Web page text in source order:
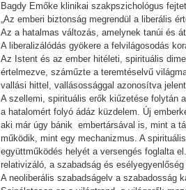
Bagdy Emőke klinikai szakpszichológus
„Az emberi biztonság megrendül a liberális
Az a hatalmas változás, amelynek tanúi és
A liberalizálódás gyökere a felvilágosodás
Az Istent és az ember hitéleti, spirituális
értelmezve, száműzte a teremtéselvű
vallási hittel, vallásossággal azonosítva
A szellemi, spirituális erők kiűzetése folytán
a hatalomért folyó ádáz küzdelem. Új
aki már úgy bánik embertársával is, mint a
működik, mint egy mechanizmus. A
együttműködés helyét a versengés foglalta
relativizáló, a szabadság és
A neoliberális szabadságelv a szabadosság